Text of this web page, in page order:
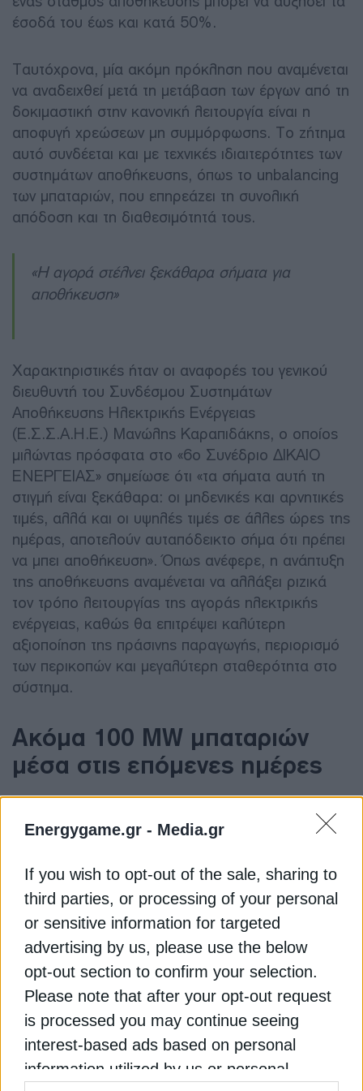
Energygame.gr - Media.gr
If you wish to opt-out of the sale, sharing to
third parties, or processing of your personal
or sensitive information for targeted
advertising by us, please use the below
opt-out section to confirm your selection.
Please note that after your opt-out request
is processed you may continue seeing
interest-based ads based on personal
information utilized by us or personal
έσοδά του έως και κατά 50%.
Ταυτόχρονα, μία ακόμη πρόκληση που αναμένεται
να αναδειχθεί μετά τη μετάβαση των έργων από τη
δοκιμαστική στην κανονική λειτουργία είναι η
αποφυγή χρεώσεων μη συμμόρφωσης. Το ζήτημα
αυτό συνδέεται και με τεχνικές ιδιαιτερότητες των
συστημάτων αποθήκευσης, όπως το unbalancing
των μπαταριών, που επηρεάζει τη συνολική
απόδοση και τη διαθεσιμότητά τους.
«Η αγορά στέλνει ξεκάθαρα σήματα για
αποθήκευση»
Χαρακτηριστικές ήταν οι αναφορές του γενικού
διευθυντή του Συνδέσμου Συστημάτων
Αποθήκευσης Ηλεκτρικής Ενέργειας
(Ε.Σ.Σ.Α.Η.Ε.) Μανώλης Καραπιδάκης, ο οποίος
μιλώντας πρόσφατα στο «6ο Συνέδριο ΔΙΚΑΙΟ
ΕΝΕΡΓΕΙΑΣ» σημείωσε ότι «τα σήματα αυτή τη
στιγμή είναι ξεκάθαρα: οι μηδενικές και αρνητικές
τιμές, αλλά και οι υψηλές τιμές σε άλλες ώρες της
ημέρας, αποτελούν αυταπόδεικτο σήμα ότι πρέπει
να μπει αποθήκευση». Όπως ανέφερε, η ανάπτυξη
της αποθήκευσης αναμένεται να αλλάξει ριζικά
τον τρόπο λειτουργίας της αγοράς ηλεκτρικής
ενέργειας, καθώς θα επιτρέψει καλύτερη
αξιοποίηση της πράσινης παραγωγής, περιορισμό
των περικοπών και μεγαλύτερη σταθερότητα στο
σύστημα.
Ακόμα 100 MW μπαταριών
μέσα στις επόμενες ημέρες
επόμενες ημέρες αναμένεται να προστεθούν
ενισχύοντας περαιτέρω τη συνολική εγκατεστημένη
ισχύ αποθήκευσης. Σύμφωνα με εκτιμήσεις της
αγοράς, μέχρι το τέλος του έτους, εφόσον όλα
εξελιχθούν βάσει σχεδιασμού, η συνολική ισχύς
των έργων αποθήκευσης που θα βρίσκονται σε
λειτουργία θα προσεγγίσει το 1 GW. Στο
χαρτοφυλάκιο αυτό περιλαμβάνονται και τα έργα
που προέκυψαν από τους τρεις διαγωνισμούς
αποθήκευσης συνολικής ισχύος 900 MW.
Αναλυτές της αγοράς εκτιμούν ότι διαμορφώνεται
πλέον μια σαφέστερη εικόνα για τον ρόλο που θα